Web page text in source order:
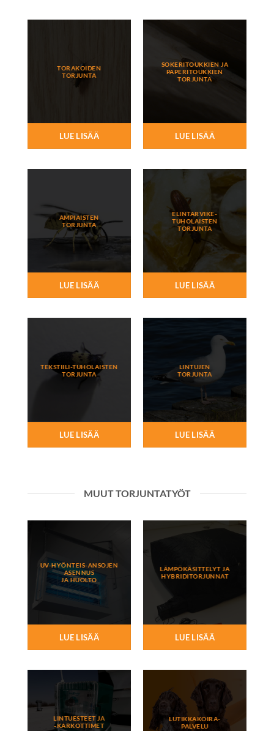
TORAKOIDEN
TORJUNTA
LUE LISÄÄ
SOKERITOUKKIEN JA
PAPERITOUKKIEN
TORJUNTA
LUE LISÄÄ
AMPIAISTEN
TORJUNTA
LUE LISÄÄ
ELINTARVIKE-
TUHOLAISTEN
TORJUNTA
LUE LISÄÄ
TEKSTIILI-TUHOLAISTEN
TORJUNTA
LUE LISÄÄ
LINTUJEN
TORJUNTA
LUE LISÄÄ
MUUT TORJUNTATYÖT
UV-HYÖNTEIS-ANSOJEN
ASENNUS
JA HUOLTO
LUE LISÄÄ
LÄMPÖKÄSITTELYT JA
HYBRIDITORJUNNAT
LUE LISÄÄ
LINTUESTEET JA
-KARKOTTIMET
LUTIKKAKOIRA-
PALVELU